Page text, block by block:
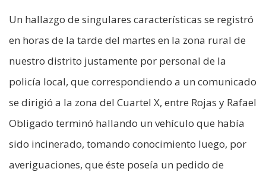
Un hallazgo de singulares características se registró
en horas de la tarde del martes en la zona rural de
nuestro distrito justamente por personal de la
policía local, que correspondiendo a un comunicado
se dirigió a la zona del Cuartel X, entre Rojas y Rafael
Obligado terminó hallando un vehículo que había
sido incinerado, tomando conocimiento luego, por
averiguaciones, que éste poseía un pedido de